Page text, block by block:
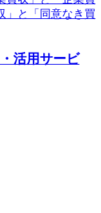
」と「同意なき買
活用サービ